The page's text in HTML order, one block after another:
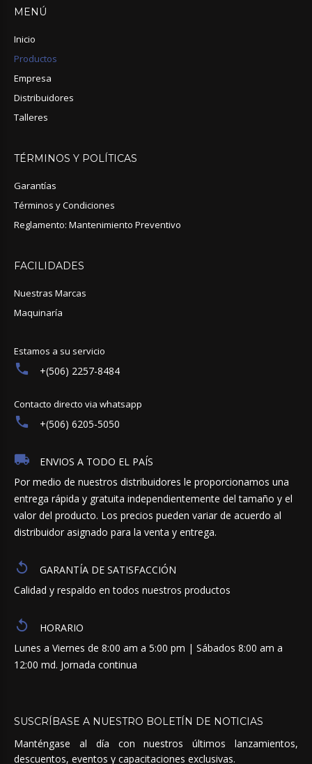
MENÚ
Inicio
Productos
Empresa
Distribuidores
Talleres
TÉRMINOS Y POLÍTICAS
Garantías
Términos y Condiciones
Reglamento: Mantenimiento Preventivo
FACILIDADES
Nuestras Marcas
Maquinaría
Estamos a su servicio
+(506) 2257-8484
Contacto directo via whatsapp
+(506) 6205-5050
ENVIOS A TODO EL PAÍS
Por medio de nuestros distribuidores le proporcionamos una
entrega rápida y gratuita independientemente del tamaño y el
valor del producto. Los precios pueden variar de acuerdo al
distribuidor asignado para la venta y entrega.
GARANTÍA DE SATISFACCIÓN
Calidad y respaldo en todos nuestros productos
HORARIO
Lunes a Viernes de 8:00 am a 5:00 pm | Sábados 8:00 am a
12:00 md. Jornada continua
SUSCRÍBASE A NUESTRO BOLETÍN DE NOTICIAS
Manténgase al día con nuestros últimos lanzamientos,
descuentos, eventos y capacitaciones exclusivas.